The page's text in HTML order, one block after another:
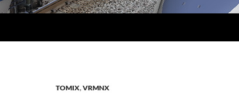
TOMIX,VRMNX